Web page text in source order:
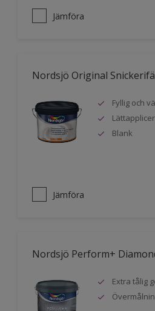
Jämföra
Nordsjö Original
Fyllig och
Blank
Jämföra
Nordsjö Perform+
Extra tålig